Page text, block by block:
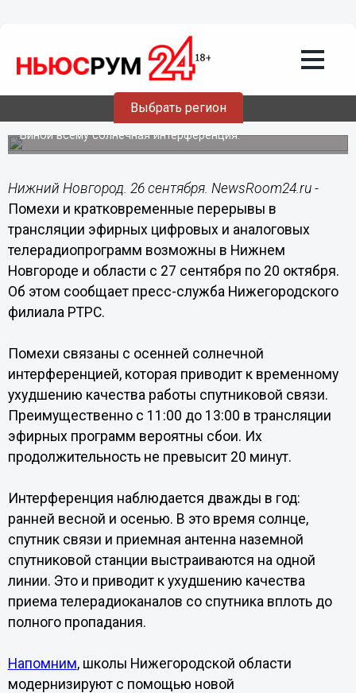
Выбрать регион
В Нижегородской области возможны
помехи в телевещании на протяжении
Виной всему солнечная интерференция.
Нижний Новгород. 26 сентября. NewsRoom24.ru -
Помехи и кратковременные перерывы в
трансляции эфирных цифровых и аналоговых
телерадиопрограмм возможны в Нижнем
Новгороде и области с 27 сентября по 20 октября.
Об этом сообщает пресс-служба Нижегородского
филиала РТРС.
Помехи связаны с осенней солнечной
интерференцией, которая приводит к временному
ухудшению качества работы спутниковой связи.
Преимущественно с 11:00 до 13:00 в трансляции
эфирных программ вероятны сбои. Их
продолжительность не превысит 20 минут.
Интерференция наблюдается дважды в год:
ранней весной и осенью. В это время солнце,
спутник связи и приемная антенна наземной
спутниковой станции выстраиваются на одной
линии. Это и приводит к ухудшению качества
приема телерадиоканалов со спутника вплоть до
полного пропадания.
Напомним, школы Нижегородской области
модернизируют с помощью новой